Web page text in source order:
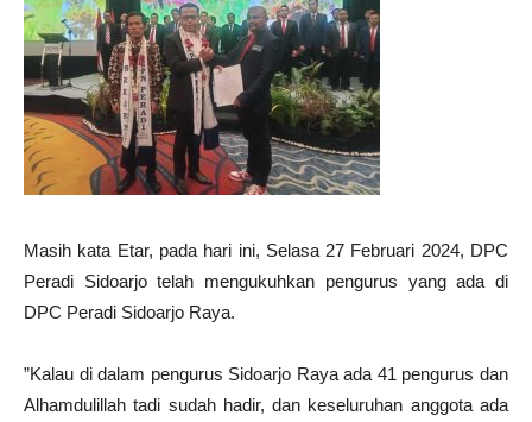
Masih kata Etar, pada hari ini, Selasa 27 Februari 2024, DPC
Peradi Sidoarjo telah mengukuhkan pengurus yang ada di
DPC Peradi Sidoarjo Raya.
”Kalau di dalam pengurus Sidoarjo Raya ada 41 pengurus dan
Alhamdulillah tadi sudah hadir, dan keseluruhan anggota ada